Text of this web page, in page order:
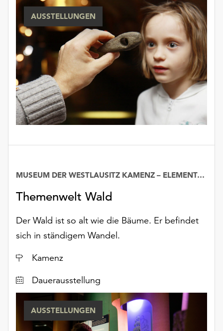
über
Schaltfläche
„Auswählen“.
Weitere
Informationen
finden
Sie
unserer
Datenschutzerklärung
AUSSTELLUNGEN
Themenwelt Wald
MUSEUM DER WESTLAUSITZ KAMENZ – ELEMENTARIUM
Der Wald ist so alt wie die Bäume. Er befindet
sich in ständigem Wandel.
Ort
Kamenz
Datum
Dauerausstellung
AUSSTELLUNGEN